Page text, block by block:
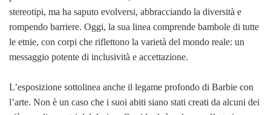
stereotipi, ma ha saputo evolversi, abbracciando la diversità e
rompendo barriere. Oggi, la sua linea comprende bambole di tutte
le etnie, con corpi che riflettono la varietà del mondo reale: un
messaggio potente di inclusività e accettazione.
L’esposizione sottolinea anche il legame profondo di Barbie con
l’arte. Non è un caso che i suoi abiti siano stati creati da alcuni dei